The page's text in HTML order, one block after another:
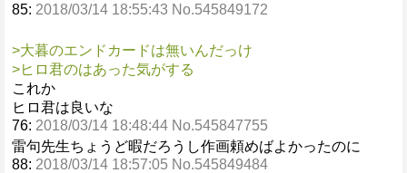
85: 2018/03/14 18:55:43 No.545849172
>大暮のエンドカードは無いんだっけ
>ヒロ君のはあった気がする
これか
ヒロ君は良いな
76: 2018/03/14 18:48:44 No.545847755
雷句先生ちょうど暇だろうし作画頼めばよかったのに
88: 2018/03/14 18:57:05 No.545849484